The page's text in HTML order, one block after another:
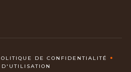
DE CONFIDENTIALITÉ